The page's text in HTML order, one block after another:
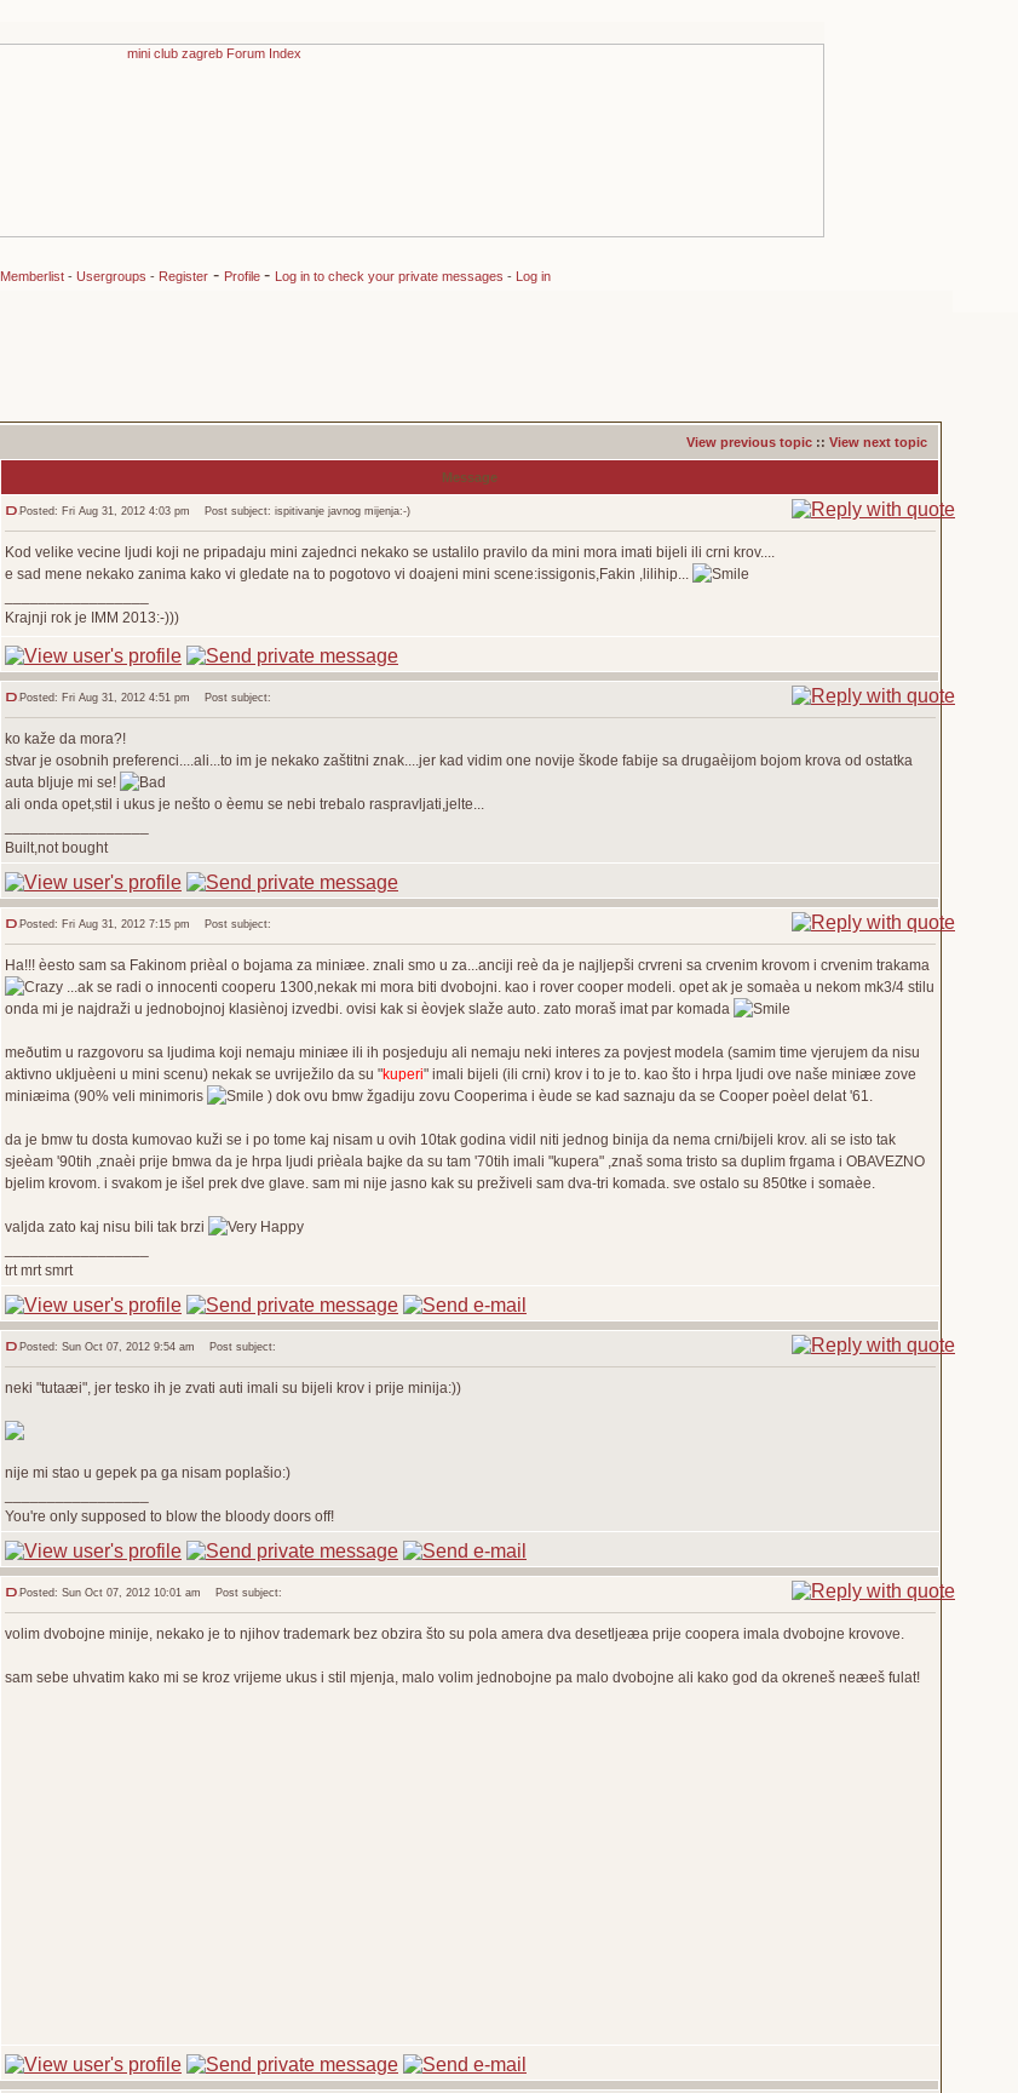
Memberlist- Usergroups - Register- Profile - Log in to check your private messages - Log in
View previous topic :: View next topic
Message
Posted: Fri Aug 31, 2012 4:03 pm Post subject: ispitivanje javnog mijenja:-)
Kod velike vecine ljudi koji ne pripadaju mini zajednci nekako se ustalilo pravilo da mini mora imati bijeli ili crni krov....
e sad mene nekako zanima kako vi gledate na to pogotovo vi doajeni mini scene:issigonis,Fakin ,lilihip...
Krajnji rok je IMM 2013:-)))
Posted: Fri Aug 31, 2012 4:51 pm Post subject:
ko kaže da mora?!
stvar je osobnih preferenci....ali...to im je nekako zaštitni znak....jer kad vidim one novije škode fabije sa drugaèijom bojom krova od ostatka
auta bljuje mi se!
ali onda opet,stil i ukus je nešto o èemu se nebi trebalo raspravljati,jelte...
Built,not bought
Posted: Fri Aug 31, 2012 7:15 pm Post subject:
Ha!!! èesto sam sa Fakinom prièal o bojama za miniæe. znali smo u za...anciji reè da je najljepši crvreni sa crvenim krovom i crvenim trakama
...ak se radi o innocenti cooperu 1300,nekak mi mora biti dvobojni. kao i rover cooper modeli. opet ak je somaèa u nekom mk3/4 stilu
onda mi je najdraži u jednobojnoj klasiènoj izvedbi. ovisi kak si èovjek slaže auto. zato moraš imat par komada
meðutim u razgovoru sa ljudima koji nemaju miniæe ili ih posjeduju ali nemaju neki interes za povjest modela (samim time vjerujem da nisu
aktivno ukljuèeni u mini scenu) nekak se uvriježilo da su "kuperi" imali bijeli (ili crni) krov i to je to. kao što i hrpa ljudi ove naše miniæe zove
miniæima (90% veli minimoris
) dok ovu bmw žgadiju zovu Cooperima i èude se kad saznaju da se Cooper poèel delat '61.
da je bmw tu dosta kumovao kuži se i po tome kaj nisam u ovih 10tak godina vidil niti jednog binija da nema crni/bijeli krov. ali se isto tak
sjeèam '90tih ,znaèi prije bmwa da je hrpa ljudi prièala bajke da su tam '70tih imali "kupera" ,znaš soma tristo sa duplim frgama i OBAVEZNO
bjelim krovom. i svakom je išel prek dve glave. sam mi nije jasno kak su preživeli sam dva-tri komada. sve ostalo su 850tke i somaèe.
valjda zato kaj nisu bili tak brzi
trt mrt smrt
Posted: Sun Oct 07, 2012 9:54 am Post subject:
neki "tutaæi", jer tesko ih je zvati auti imali su bijeli krov i prije minija:))
nije mi stao u gepek pa ga nisam poplašio:)
You're only supposed to blow the bloody doors off!
Posted: Sun Oct 07, 2012 10:01 am Post subject:
volim dvobojne minije, nekako je to njihov trademark bez obzira što su pola amera dva desetljeæa prije coopera imala dvobojne krovove.
sam sebe uhvatim kako mi se kroz vrijeme ukus i stil mjenja, malo volim jednobojne pa malo dvobojne ali kako god da okreneš neæeš fulat!